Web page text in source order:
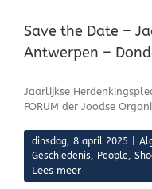
Save the Date –
Antwerpen –
Jaarlijkse
FORUM der Joodse
dinsdag, 8 april 2025
Geschiedenis, People,
Lees meer